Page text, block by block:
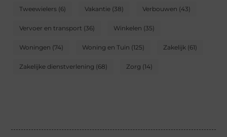
Tweewielers (6) Vakantie (38) Verbouwen (43)
Vervoer en transport (36) Winkelen (35)
Woningen (74) Woning en Tuin (125) Zakelijk (61)
Zakelijke dienstverlening (68) Zorg (14)